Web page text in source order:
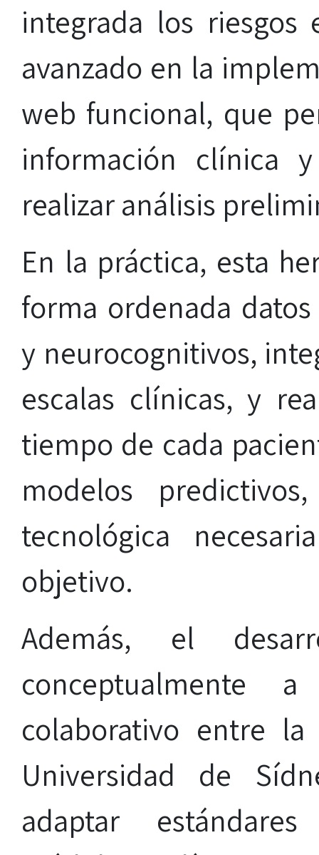
integrada los
avanzado en la
web funcional, que
información clínica
realizar análisis
En la práctica, esta
forma ordenada
y neurocognitivos,
escalas clínicas, y
tiempo de cada
modelos
tecnológica
objetivo.
Además, el
colaborativo entre
Universidad de
adaptar